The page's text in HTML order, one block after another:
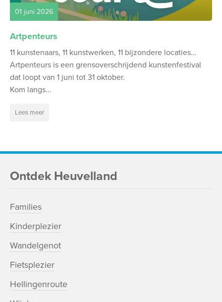
01 juni 2026
Artpenteurs
11 kunstenaars, 11 kunstwerken, 11 bijzondere locaties…
Artpenteurs is een grensoverschrijdend kunstenfestival
dat loopt van 1 juni tot 31 oktober.
Kom langs...
Lees meer
Ontdek Heuvelland
Families
Kinderplezier
Wandelgenot
Fietsplezier
Hellingenroute